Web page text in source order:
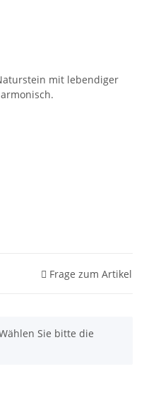
mit lebendiger
Frage zum Artikel
Sie bitte die